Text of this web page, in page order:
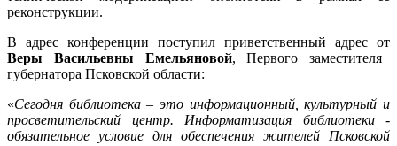
реконструкции.
В адрес конференции поступил приветственный адрес от
Веры Васильевны Емельяновой, Первого заместителя
губернатора Псковской области:
«Сегодня библиотека – это информационный, культурный и
просветительский центр. Информатизация библиотеки -
обязательное условие для обеспечения жителей Псковской